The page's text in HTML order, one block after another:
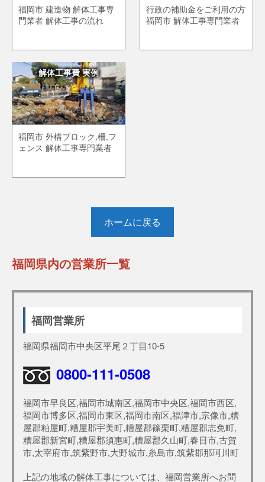
福岡市 建造物 解体工事専
門業者 解体工事の流れ
行政の補助金をご利用の方
福岡市 解体工事専門業者
解体工事費 実例
福岡市 外構ブロック,柵,フ
ェンス 解体工事専門業者
ホームに戻る
福岡県内の営業所一覧
福岡営業所
福岡県福岡市中央区平尾２丁目10-5
0800-111-0508
福岡市早良区,福岡市城南区,福岡市中央区,福岡市西区,
福岡市博多区,福岡市東区,福岡市南区,福津市,宗像市,糟
屋郡粕屋町,糟屋郡宇美町,糟屋郡篠栗町,糟屋郡志免町,
糟屋郡新宮町,糟屋郡須惠町,糟屋郡久山町,春日市,古賀
市,太宰府市,筑紫野市,大野城市,糸島市,筑紫郡那珂川町
上記の地域の解体工事については、福岡営業所へお問